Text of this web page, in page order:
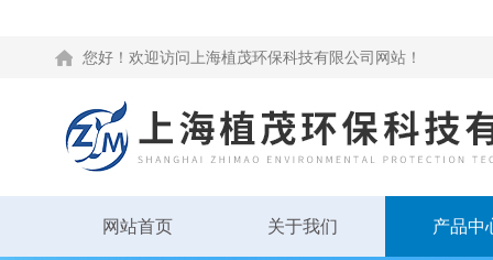
您好！欢迎访问上海植茂环保科技有限公司网站！
网站首页 关于我们 产品中